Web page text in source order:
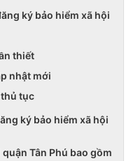
ký bảo hiểm xã hội
thiết
nhật mới
tục
ký bảo hiểm xã hội
Tân Phú bao gồm